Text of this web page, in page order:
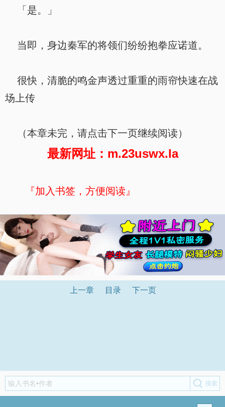
「是。」
当即，身边秦军的将领们纷纷抱拳应诺道。
很快，清脆的鸣金声透过重重的雨帘快速在战
场上传
（本章未完，请点击下一页继续阅读）
最新网址：m.23uswx.la
『加入书签，方便阅读』
上一章 目录 下一页